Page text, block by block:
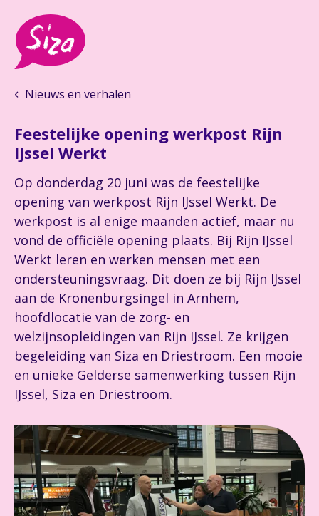
Nieuws en verhalen
Feestelijke opening werkpost Rijn
IJssel Werkt
Op donderdag 20 juni was de feestelijke
opening van werkpost Rijn IJssel Werkt. De
werkpost is al enige maanden actief, maar nu
vond de officiële opening plaats. Bij Rijn IJssel
Werkt leren en werken mensen met een
ondersteuningsvraag. Dit doen ze bij Rijn IJssel
aan de Kronenburgsingel in Arnhem,
hoofdlocatie van de zorg- en
welzijnsopleidingen van Rijn IJssel. Ze krijgen
begeleiding van Siza en Driestroom. Een mooie
en unieke Gelderse samenwerking tussen Rijn
IJssel, Siza en Driestroom.